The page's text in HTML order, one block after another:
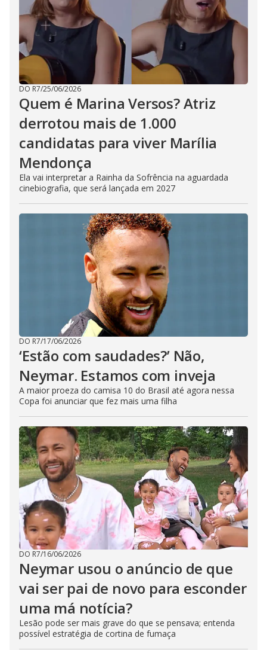
DO R7/25/06/2026
Quem é Marina Versos? Atriz
derrotou mais de 1.000
candidatas para viver Marília
Mendonça
Ela vai interpretar a Rainha da Sofrência na aguardada
cinebiografia, que será lançada em 2027
DO R7/17/06/2026
‘Estão com saudades?’ Não,
Neymar. Estamos com inveja
A maior proeza do camisa 10 do Brasil até agora nessa
Copa foi anunciar que fez mais uma filha
DO R7/16/06/2026
Neymar usou o anúncio de que
vai ser pai de novo para esconder
uma má notícia?
Lesão pode ser mais grave do que se pensava; entenda
possível estratégia de cortina de fumaça